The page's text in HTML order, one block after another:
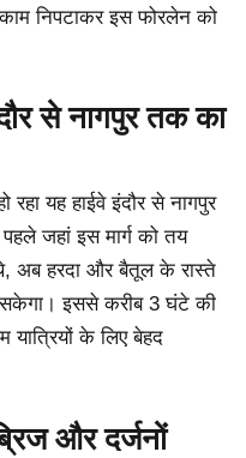
निपटाकर इस फोरलेन को
से नागपुर तक का
यह हाईवे इंदौर से नागपुर
जहां इस मार्ग को तय
अब हरदा और बैतूल के रास्ते
इससे करीब 3 घंटे की
यात्रियों के लिए बेहद
और दर्जनों